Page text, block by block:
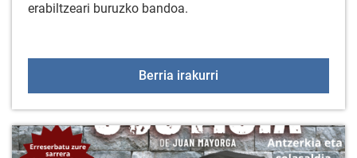
erabiltzeari buruzko bandoa.
Berria irakurri